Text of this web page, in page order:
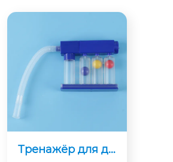
Тренажёр для ды